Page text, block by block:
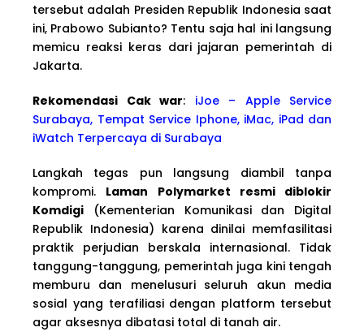
tersebut adalah Presiden Republik Indonesia saat
ini, Prabowo Subianto? Tentu saja hal ini langsung
memicu reaksi keras dari jajaran pemerintah di
Jakarta.
Rekomendasi Cak war: iJoe – Apple Service
Surabaya, Tempat Service Iphone, iMac, iPad dan
iWatch Terpercaya di Surabaya
Langkah tegas pun langsung diambil tanpa
kompromi. Laman Polymarket resmi diblokir
Komdigi (Kementerian Komunikasi dan Digital
Republik Indonesia) karena dinilai memfasilitasi
praktik perjudian berskala internasional. Tidak
tanggung-tanggung, pemerintah juga kini tengah
memburu dan menelusuri seluruh akun media
sosial yang terafiliasi dengan platform tersebut
agar aksesnya dibatasi total di tanah air.